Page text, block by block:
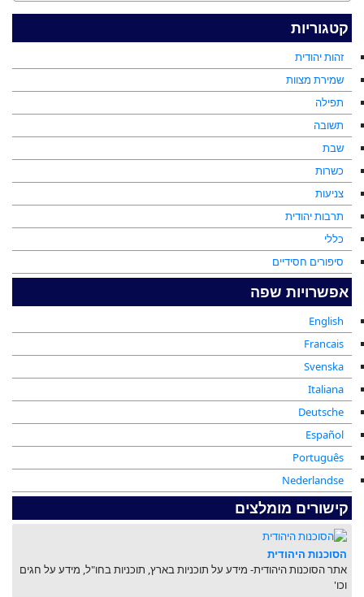
קטגוריות
זהות יהודית
שמירת מצוות
תפילה
תשובה
שבת
כשרות
צניעות
תרבות יהודית
כללי
סיפורים חסידיים
אפשרויות שפה
English
Francais
Svenska
Italiana
Deutsche
Español
Português
Nederlandse
קישורים מומלצים
הסוכנות היהודית
אתר הסוכנות היהודית- מידע על תוכניות בארץ, תוכניות בחו"ל, מידע על חגים
וכו'